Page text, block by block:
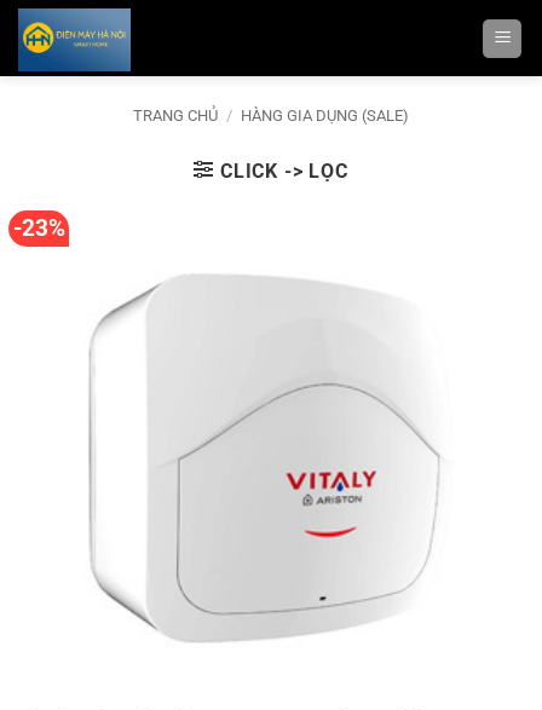
Bỏ
qua
nội
TRANG CHỦ / HÀNG GIA DỤNG (SALE)
CLICK -> LỌC
-23%